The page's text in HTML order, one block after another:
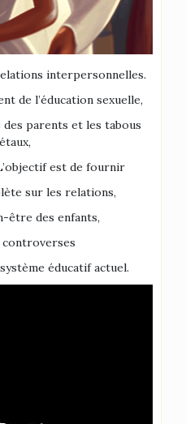
interpersonnelles.
de l’éducation sexuelle,
parents et les tabous
est de fournir
sur les relations,
être des enfants,
éducatif actuel.